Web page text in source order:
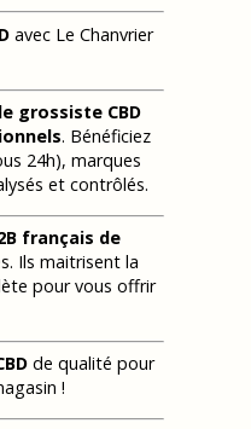
avec Le Chanvrier
le grossiste CBD
. Bénéficiez
24h), marques
et contrôlés.
français de
Ils maitrisent la
pour vous offrir
de qualité pour
!